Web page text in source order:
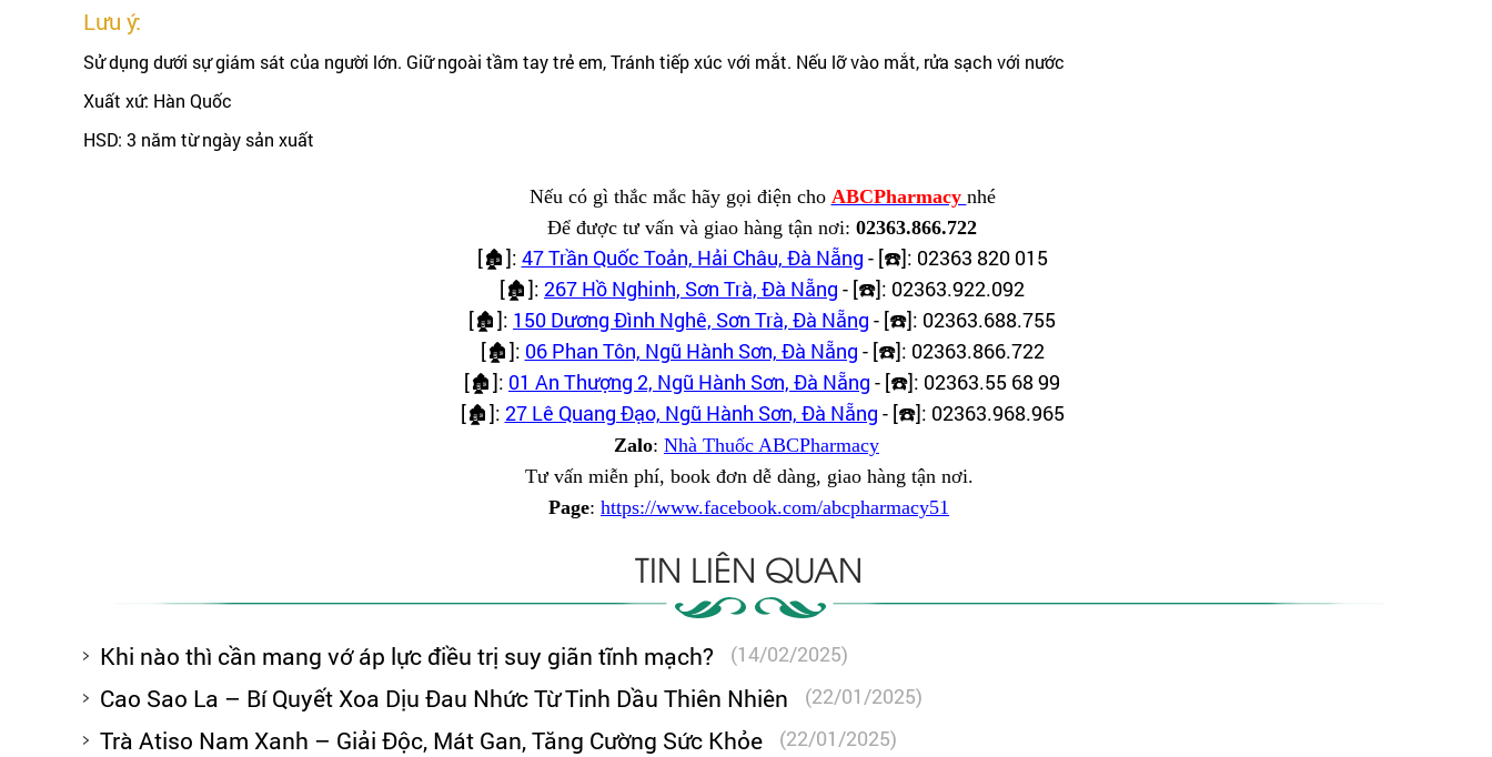
Lưu ý:
Sử dụng dưới sự giám sát của người lớn. Giữ ngoài tầm tay trẻ em, Tránh tiếp xúc với mắt. Nếu lỡ vào mắt, rửa sạch với nước
Xuất xứ: Hàn Quốc
HSD: 3 năm từ ngày sản xuất
Nếu có gì thắc mắc hãy gọi điện cho ABCPharmacy nhé
Để được tư vấn và giao hàng tận nơi: 02363.866.722
[🏚️ ]: 47 Trần Quốc Toản, Hải Châu, Đà Nẵng - [☎️]: 02363 820 015
[🏚️ ]: 267 Hồ Nghinh, Sơn Trà, Đà Nẵng - [☎️]: 02363.922.092
[🏚️ ]: 150 Dương Đình Nghê, Sơn Trà, Đà Nẵng - [☎️]: 02363.688.755
[🏚️ ]: 06 Phan Tôn, Ngũ Hành Sơn, Đà Nẵng - [☎️]: 02363.866.722
[🏚️ ]: 01 An Thượng 2, Ngũ Hành Sơn, Đà Nẵng - [☎️]: 02363.55 68 99
[🏚️ ]: 27 Lê Quang Đạo, Ngũ Hành Sơn, Đà Nẵng - [☎️]: 02363.968.965
Zalo: Nhà Thuốc ABCPharmacy
Tư vấn miễn phí, book đơn dễ dàng, giao hàng tận nơi.
Page: https://www.facebook.com/abcpharmacy51
TIN LIÊN QUAN
Khi nào thì cần mang vớ áp lực điều trị suy giãn tĩnh mạch? (14/02/2025)
Cao Sao La – Bí Quyết Xoa Dịu Đau Nhức Từ Tinh Dầu Thiên Nhiên (22/01/2025)
Trà Atiso Nam Xanh – Giải Độc, Mát Gan, Tăng Cường Sức Khỏe (22/01/2025)